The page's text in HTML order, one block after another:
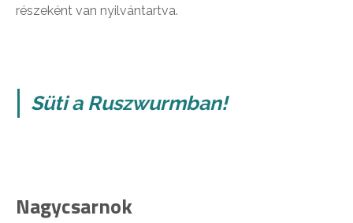
részeként van nyilvántartva.
Süti a Ruszwurmban!
Nagycsarnok